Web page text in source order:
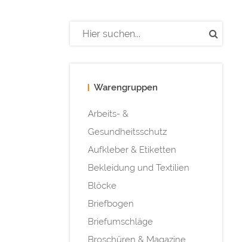
Warengruppen
Arbeits- &
Gesundheitsschutz
Aufkleber & Etiketten
Bekleidung und Textilien
Blöcke
Briefbogen
Briefumschläge
Broschüren & Magazine